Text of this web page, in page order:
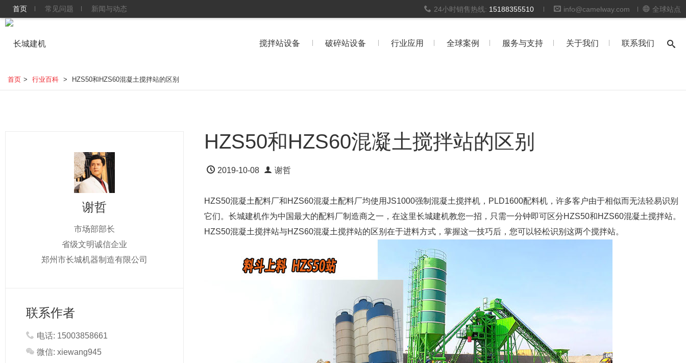
首页 常见问题 新闻与动态 24小时销售热线: 15188355510 info@camelway.com 全球站点
搅拌站设备 破碎站设备 行业应用 全球案例 服务与支持 关于我们 联系我们
首页 > 行业百科 > HZS50和HZS60混凝土搅拌站的区别
HZS50和HZS60混凝土搅拌站的区别
2019-10-08 谢哲
HZS50混凝土配料厂和HZS60混凝土配料厂均使用JS1000强制混凝土搅拌机，PLD1600配料机，许多客户由于相似而无法轻易识别
它们。长城建机作为中国最大的配料厂制造商之一，在这里长城建机教您一招，只需一分钟即可区分HZS50和HZS60混凝土搅拌站。
HZS50混凝土搅拌站与HZS60混凝土搅拌站的区别在于进料方式，掌握这一技巧后，您可以轻松识别这两个搅拌站。
谢哲
市场部部长
省级文明诚信企业
郑州市长城机器制造有限公司
联系作者
电话: 15003858661
微信: xiewang945